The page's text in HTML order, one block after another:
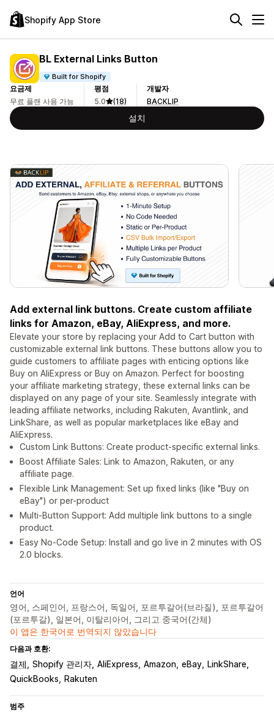
Shopify App Store
BL External Links Button
Built for Shopify
요금제
무료 플랜 사용 가능
평점
5.0
(18)
개발자
BACKLIP
설치
Add external link buttons. Create custom affiliate
links for Amazon, eBay, AliExpress, and more.
Elevate your store by replacing your Add to Cart button with
customizable external link buttons. These buttons allow you to
guide customers to affiliate pages with enticing options like
Buy on AliExpress or Buy on Amazon. Perfect for boosting
your affiliate marketing strategy, these external links can be
displayed on any page of your site. Seamlessly integrate with
leading affiliate networks, including Rakuten, Avantlink, and
LinkShare, as well as popular marketplaces like eBay and
AliExpress.
Custom Link Buttons: Create product-specific external links.
Boost Affiliate Sales: Link to Amazon, Rakuten, or any
affiliate page.
Flexible Link Management: Set up fixed links (like "Buy on
eBay") or per-product
Multi-Button Support: Add multiple link buttons to a single
product.
Easy No-Code Setup: Install and go live in 2 minutes with OS
2.0 blocks.
언어
영어, 스페인어, 프랑스어, 독일어, 포르투갈어(브라질), 포르투갈어
(포르투갈), 일본어, 이탈리아어, 그리고 중국어(간체)
이 앱은 한국어로 번역되지 않았습니다
다음과 호환:
결제 Shopify 관리자 AliExpress Amazon eBay
LinkShare
QuickBooks
Rakuten
범주